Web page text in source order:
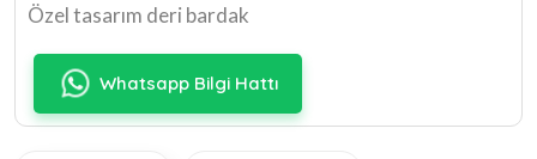
Özel tasarım deri bardak
Whatsapp Bilgi Hattı